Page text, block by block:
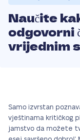
Naučite
odgovorni
vrijednim
Samo izvrstan
vještinama kritičkog
jamstvo da možete